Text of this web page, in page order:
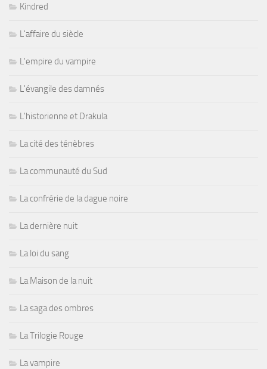
Kindred
L'affaire du siècle
L'empire du vampire
L'évangile des damnés
L'historienne et Drakula
La cité des ténèbres
La communauté du Sud
La confrérie de la dague noire
La dernière nuit
La loi du sang
La Maison de la nuit
La saga des ombres
La Trilogie Rouge
La vampire